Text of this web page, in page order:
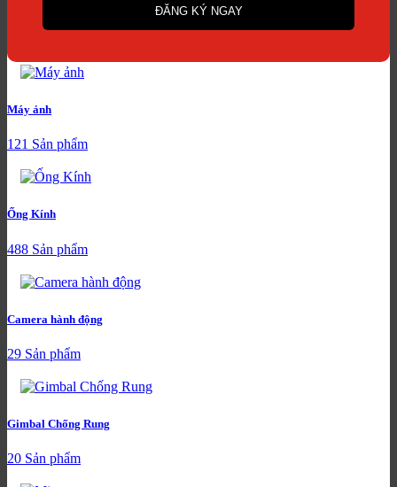
Máy ảnh
121 Sản phẩm
Ống Kính
488 Sản phẩm
Camera hành động
29 Sản phẩm
Gimbal Chống Rung
20 Sản phẩm